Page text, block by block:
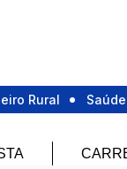
Rural Saúde